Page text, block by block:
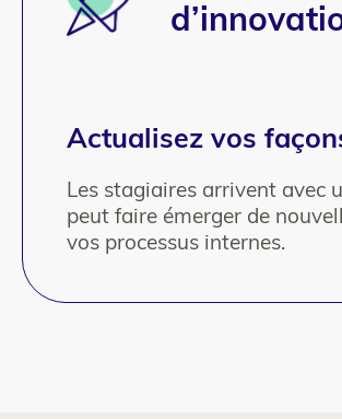
Actualisez vos
Les stagiaires arrivent avec
peut faire émerger de
vos processus internes.